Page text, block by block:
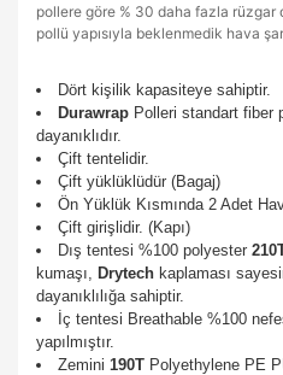
pollere göre % 30 daha fazla rüzgar
pollü yapısıyla beklenmedik hava
Dört kişilik kapasiteye sahiptir.
Durawrap Polleri standart fiber
dayanıklıdır.
Çift tentelidir.
Çift yüklüklüdür (Bagaj)
Ön Yüklük Kısmında 2 Adet
Çift girişlidir. (Kapı)
Dış tentesi %100 polyester
kumaşı, Drytech kaplaması
dayanıklılığa sahiptir.
İç tentesi Breathable %100
yapılmıştır.
Zemini 190T Polyethylene PE